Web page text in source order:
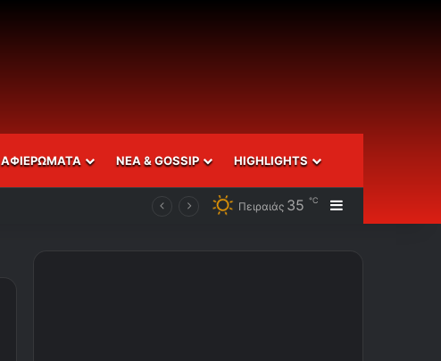
ΑΦΙΕΡΩΜΑΤΑ ΝΕΑ & GOSSIP HIGHLIGHTS
Πειραιάς 35 ℃ Sidebar